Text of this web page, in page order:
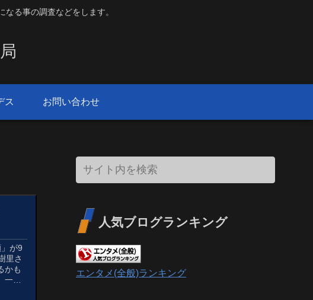
る事の調査などをします。
ス お問い合わせ
が9
里さ
かも
番
人気ブログランキング
エンタメ(全般)ランキング